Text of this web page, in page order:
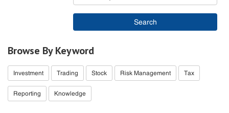
Search
Browse By Keyword
Investment Trading Stock Risk Management Tax
Reporting Knowledge